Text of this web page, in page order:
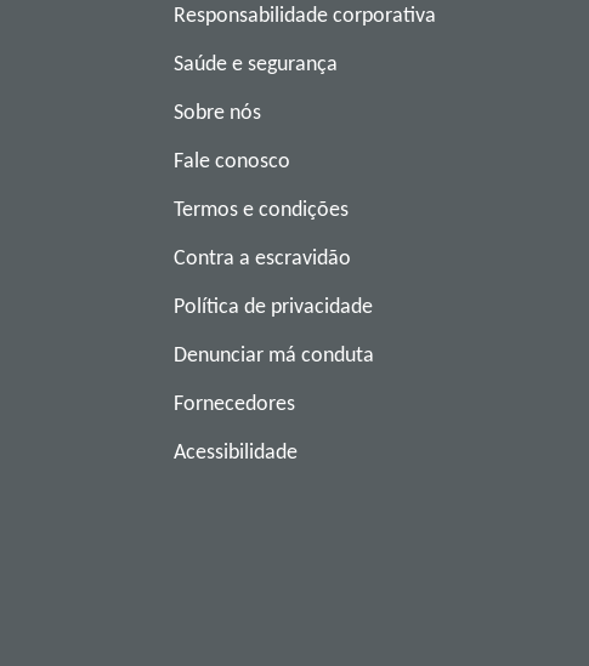
Responsabilidade corporativa
Saúde e segurança
Sobre nós
Fale conosco
Termos e condições
Contra a escravidão
Política de privacidade
Denunciar má conduta
Fornecedores
Acessibilidade